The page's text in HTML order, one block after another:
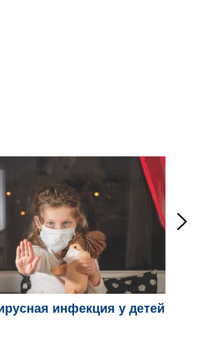
инфекция у детей